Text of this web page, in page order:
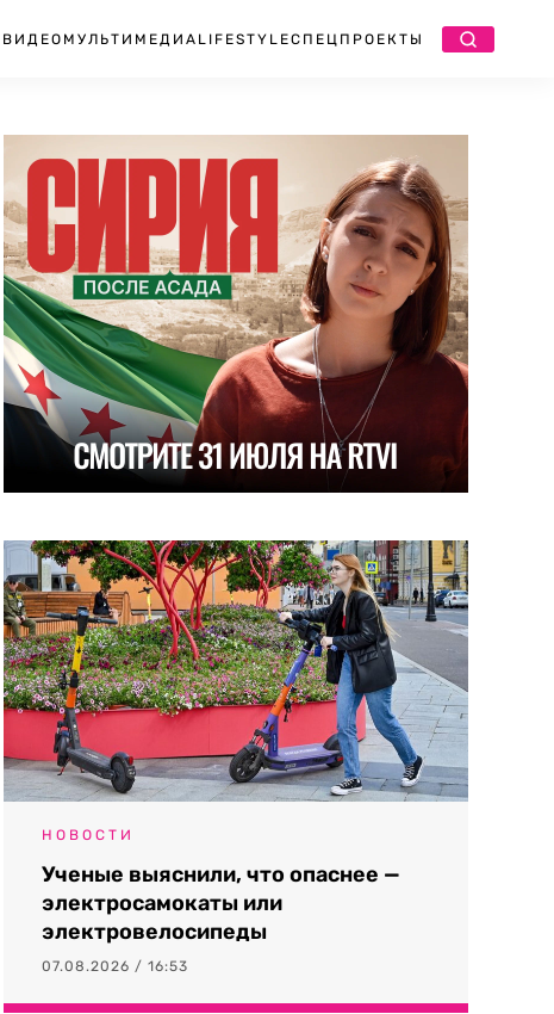
ВИДЕО МУЛЬТИМЕДИА LIFESTYLEСПЕЦПРОЕКТЫ
НОВОСТИ
Ученые выяснили, что опаснее —
электросамокаты или
электровелосипеды
07.08.2026 / 16:53